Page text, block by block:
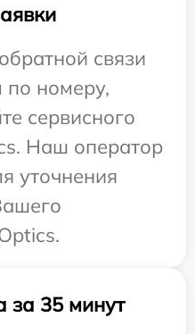
связи
по номеру,
сервисного
Наш оператор
уточнения
за 35 минут